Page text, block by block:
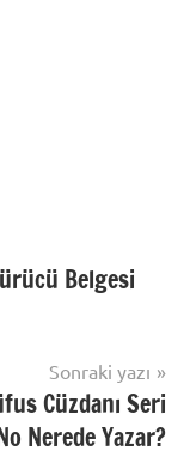
Belgesi
Sonraki yazı
Cüzdanı Seri
Nerede Yazar?